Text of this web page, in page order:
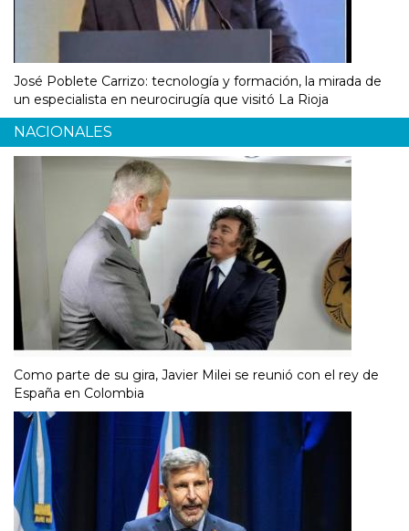
José Poblete Carrizo: tecnología y formación, la mirada de
un especialista en neurocirugía que visitó La Rioja
NACIONALES
Como parte de su gira, Javier Milei se reunió con el rey de
España en Colombia